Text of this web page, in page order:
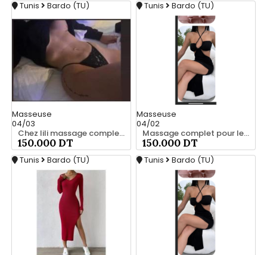
Tunis Bardo (TU)
Masseuse
04/03
Chez lili massage complet a bardo srd 55066248
150.000 DT
Tunis Bardo (TU)
Masseuse
04/02
Massage complet pour les hommes srd 55066248
150.000 DT
Tunis Bardo (TU) Tunis Bardo (TU)